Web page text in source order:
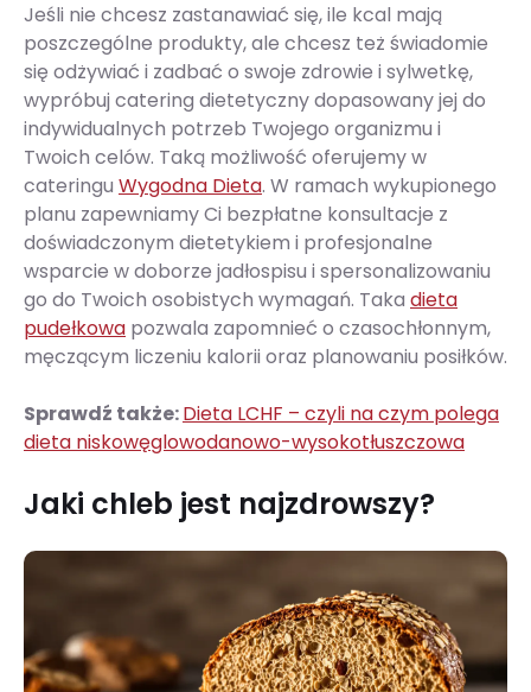
Jeśli nie chcesz zastanawiać się, ile kcal mają
poszczególne produkty, ale chcesz też świadomie
się odżywiać i zadbać o swoje zdrowie i sylwetkę,
wypróbuj catering dietetyczny dopasowany jej do
indywidualnych potrzeb Twojego organizmu i
Twoich celów. Taką możliwość oferujemy w
cateringu Wygodna Dieta. W ramach wykupionego
planu zapewniamy Ci bezpłatne konsultacje z
doświadczonym dietetykiem i profesjonalne
wsparcie w doborze jadłospisu i spersonalizowaniu
go do Twoich osobistych wymagań. Taka dieta
pudełkowa pozwala zapomnieć o czasochłonnym,
męczącym liczeniu kalorii oraz planowaniu posiłków.
Sprawdź także:Dieta LCHF – czyli na czym polega
dieta niskowęglowodanowo-wysokotłuszczowa
Jaki chleb jest najzdrowszy?